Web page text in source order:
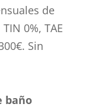
de
0%, TAE
Sin
baño